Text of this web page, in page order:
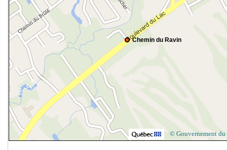
Chemin du Ravin
© Gouvernement du